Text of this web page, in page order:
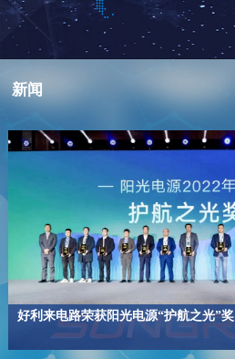
新闻
好利来电路荣获阳光电源“护航之光”奖